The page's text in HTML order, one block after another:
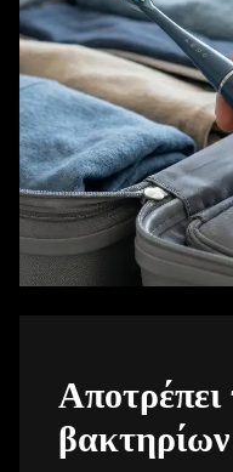
βακτηρίων